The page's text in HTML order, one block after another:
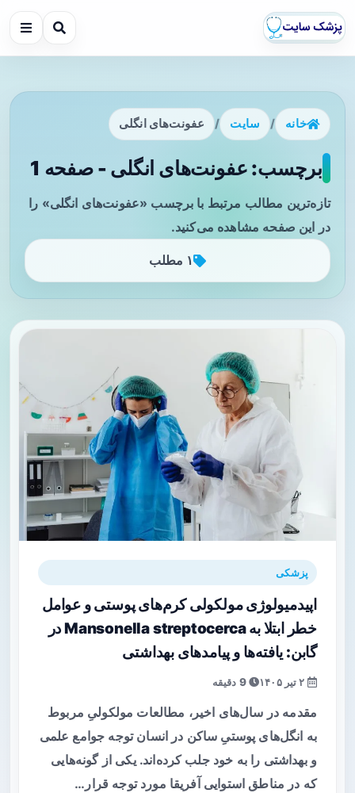
خانه / سایت / عفونت‌های انگلی
برچسب: عفونت‌های انگلی - صفحه 1
تازه‌ترین مطالب مرتبط با برچسب «عفونت‌های انگلی» را
در این صفحه مشاهده می‌کنید.
۱ مطلب
پزشکی
اپیدمیولوژی مولکولی کرم‌های پوستی و عوامل
خطر ابتلا به Mansonella streptocerca در
گابن: یافته‌ها و پیامدهای بهداشتی
9 دقیقه
مقدمه در سال‌های اخیر، مطالعات مولکولیِ مربوط
به انگل‌های پوستیِ ساکن در انسان توجه جوامع علمی
و بهداشتی را به خود جلب کرده‌اند. یکی از گونه‌هایی
که در مناطق استوایی آفریقا مورد توجه قرار…